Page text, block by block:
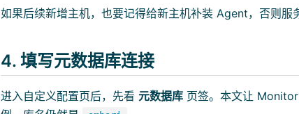
如果后续新增主机，也要记得给新主机补装 Agent，否则服
4. 填写元数据库连接
进入自定义配置页后，先看 元数据库页签。本文让